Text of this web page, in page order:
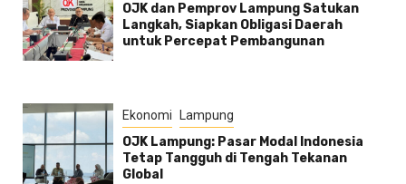
OJK dan Pemprov Lampung Satukan
Langkah, Siapkan Obligasi Daerah
untuk Percepat Pembangunan
Ekonomi Lampung
OJK Lampung: Pasar Modal Indonesia
Tetap Tangguh di Tengah Tekanan
Global